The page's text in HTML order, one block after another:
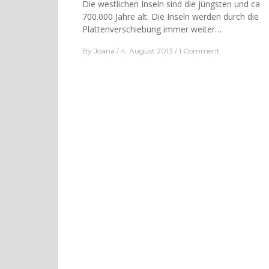
Die westlichen Inseln sind die jüngsten und ca
700.000 Jahre alt. Die Inseln werden durch die
Plattenverschiebung immer weiter…
By Joana 4. August 2013 1 Comment